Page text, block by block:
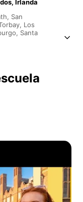
Irlanda
San
Los
Santa